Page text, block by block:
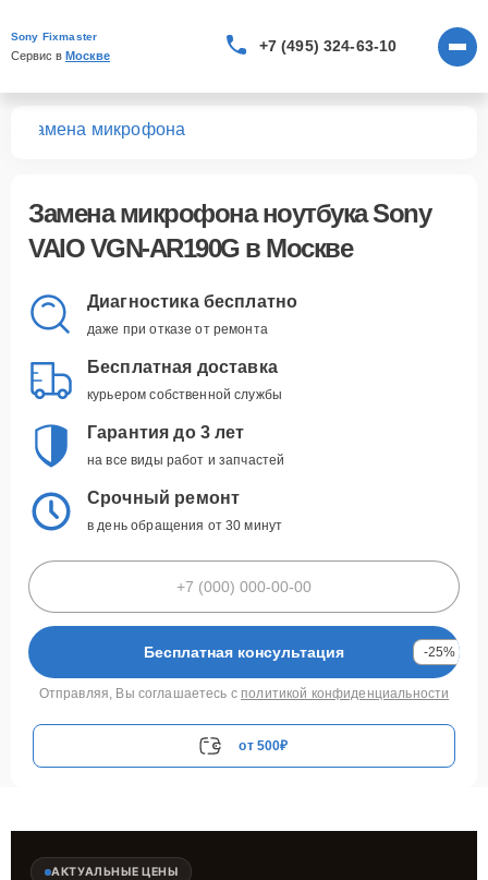
Sony Fixmaster
Сервис в Москве
+7 (495) 324-63-10
Замена микрофона
Замена микрофона ноутбука Sony
VAIO VGN-AR190G в Москве
Диагностика бесплатно
даже при отказе от ремонта
Бесплатная доставка
курьером собственной службы
Гарантия до 3 лет
на все виды работ и запчастей
Срочный ремонт
в день обращения от 30 минут
Бесплатная консультация -25%
Отправляя, Вы соглашаетесь с политикой конфиденциальности
от 500₽
АКТУАЛЬНЫЕ ЦЕНЫ